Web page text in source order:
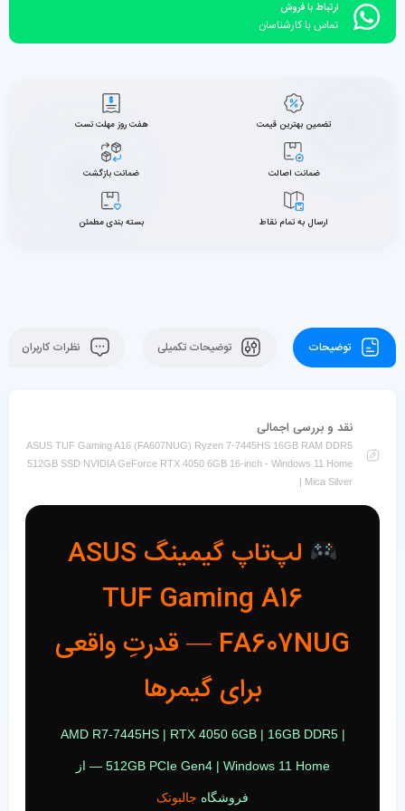
ارتباط با فروش
تماس با کارشناسان
تضمین بهترین قیمت هفت روز مهلت تست
ضمانت اصالت ضمانت بازگشت
ارسال به تمام نقاط بسته بندی مطمئن
توضیحات توضیحات تکمیلی نظرات کاربران
نقد و بررسی اجمالی
ASUS TUF Gaming A16 (FA607NUG) Ryzen 7-7445HS 16GB RAM DDR5
512GB SSD NVIDIA GeForce RTX 4050 6GB 16-inch - Windows 11 Home
| Mica Silver
لپ‌تاپ گیمینگ ASUS
TUF Gaming A16
FA607NUG — قدرتِ واقعی
برای گیمرها
AMD R7-7445HS | RTX 4050 6GB | 16GB DDR5 |
512GB PCIe Gen4 | Windows 11 Home — از
فروشگاه جالبوتک